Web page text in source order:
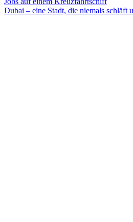
Dubai – eine Stadt, die niemals schläft